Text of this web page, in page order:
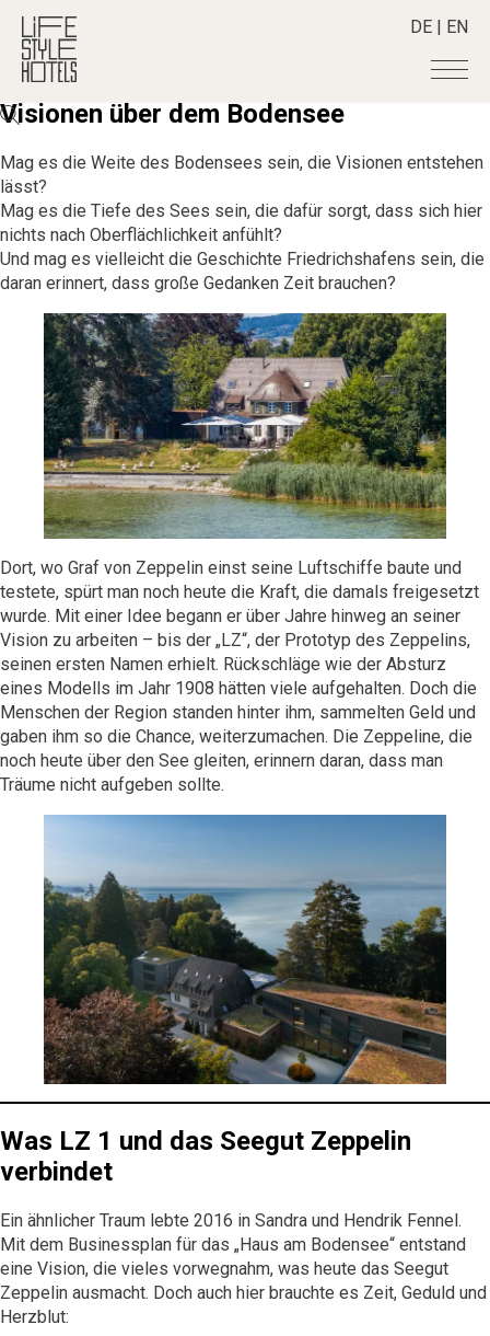
DE | EN
All hotels
Alpine Lifestyle
Beach
City
Countryside
Mindful Traveller
New Member
Wellness
Destinations +
Destinations
Austria
Belgium
Croatia
Germany
Greece
India
Indonesia
Italy
Japan
Netherlands
Portugal
Spain
Sweden
Switzerland
USA
Stories +
All stories
Active & Wellness
Advent Calender
Adventkalender
Culture
Design & Architecture
Eat & Drink
Mindful Traveller
Osterkalender
Personalities
Shop +
Lifestylehotels BOOK
The Stylemate Magazin/e
Gutschein/Voucher
All Smart Deals
Smart Traveller
Newsletter subscription
Newsletter
Become a member
+
Member benefits
Register your hotel
About us +
Mission Statement
Our Story
Career
Contact
Advent Calendar
Visionen über dem Bodensee
Mag es die Weite des Bodensees sein, die Visionen entstehen
lässt?
Mag es die Tiefe des Sees sein, die dafür sorgt, dass sich hier
nichts nach Oberflächlichkeit anfühlt?
Und mag es vielleicht die Geschichte Friedrichshafens sein, die
daran erinnert, dass große Gedanken Zeit brauchen?
Dort, wo Graf von Zeppelin einst seine Luftschiffe baute und
testete, spürt man noch heute die Kraft, die damals freigesetzt
wurde. Mit einer Idee begann er über Jahre hinweg an seiner
Vision zu arbeiten – bis der „LZ“, der Prototyp des Zeppelins,
seinen ersten Namen erhielt. Rückschläge wie der Absturz
eines Modells im Jahr 1908 hätten viele aufgehalten. Doch die
Menschen der Region standen hinter ihm, sammelten Geld und
gaben ihm so die Chance, weiterzumachen. Die Zeppeline, die
noch heute über den See gleiten, erinnern daran, dass man
Träume nicht aufgeben sollte.
Was LZ 1 und das Seegut Zeppelin
verbindet
Ein ähnlicher Traum lebte 2016 in Sandra und Hendrik Fennel.
Mit dem Businessplan für das „Haus am Bodensee“ entstand
eine Vision, die vieles vorwegnahm, was heute das Seegut
Zeppelin ausmacht. Doch auch hier brauchte es Zeit, Geduld und
Herzblut: